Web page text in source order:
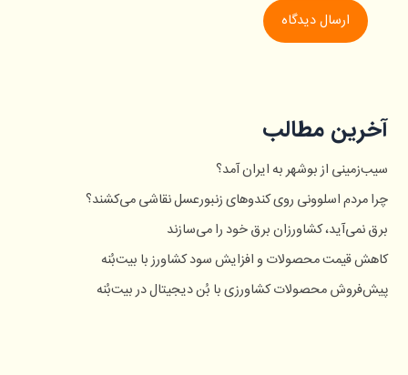
آخرین مطالب
سیب‌زمینی از بوشهر به ایران آمد؟
چرا مردم اسلوونی روی کندوهای زنبورعسل نقاشی می‌کشند؟
برق نمی‌آید، کشاورزان برق خود را می‌سازند
کاهش قیمت محصولات و افزایش سود کشاورز با بیت‌بُنه
پیش‌فروش محصولات کشاورزی با بُن دیجیتال در بیت‌بُنه